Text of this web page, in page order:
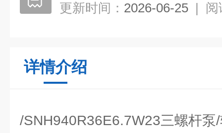
更新时间： 2026-06-25 | 阅
详情介绍
/SNH940R36E6.7W23三螺杆泵